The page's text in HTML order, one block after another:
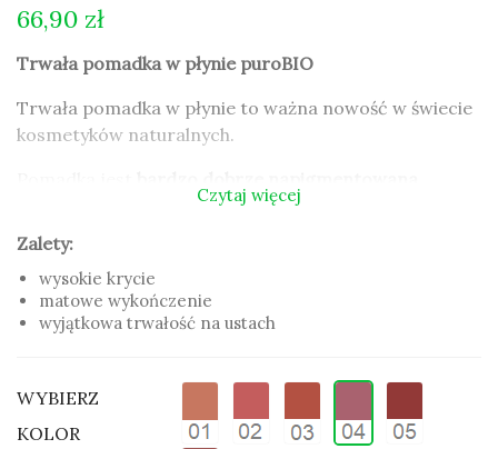
66,90 zł
Trwała pomadka w płynie puroBIO
Trwała pomadka w płynie to ważna nowość w świecie
kosmetyków naturalnych.
, a załączona elastyczna szpatułk
zaokrągloną końcówką
Unikalna formuła pomadki zapewnia
efekt,kolor utrzymuje się nawet podczas jedzenia i
picia.
zasycha na ustach i sięnie rozmazuje.Organiczne
woski i oleje
rozprowadzenia na ustach, zaś biała glinka nadaje
Czytaj więcej
Zalety:
wysokie krycie
matowe wykończenie
wyjątkowa trwałość na ustach
WYBIERZ
KOLOR